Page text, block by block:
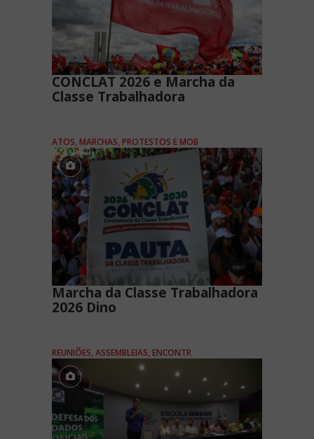
CONCLAT 2026 e Marcha da
Classe Trabalhadora
ATOS, MARCHAS, PROTESTOS E MOB
Marcha da Classe Trabalhadora
2026 Dino
REUNIÕES, ASSEMBLEIAS, ENCONTR